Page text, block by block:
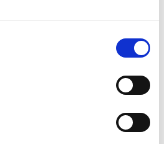
som mottager